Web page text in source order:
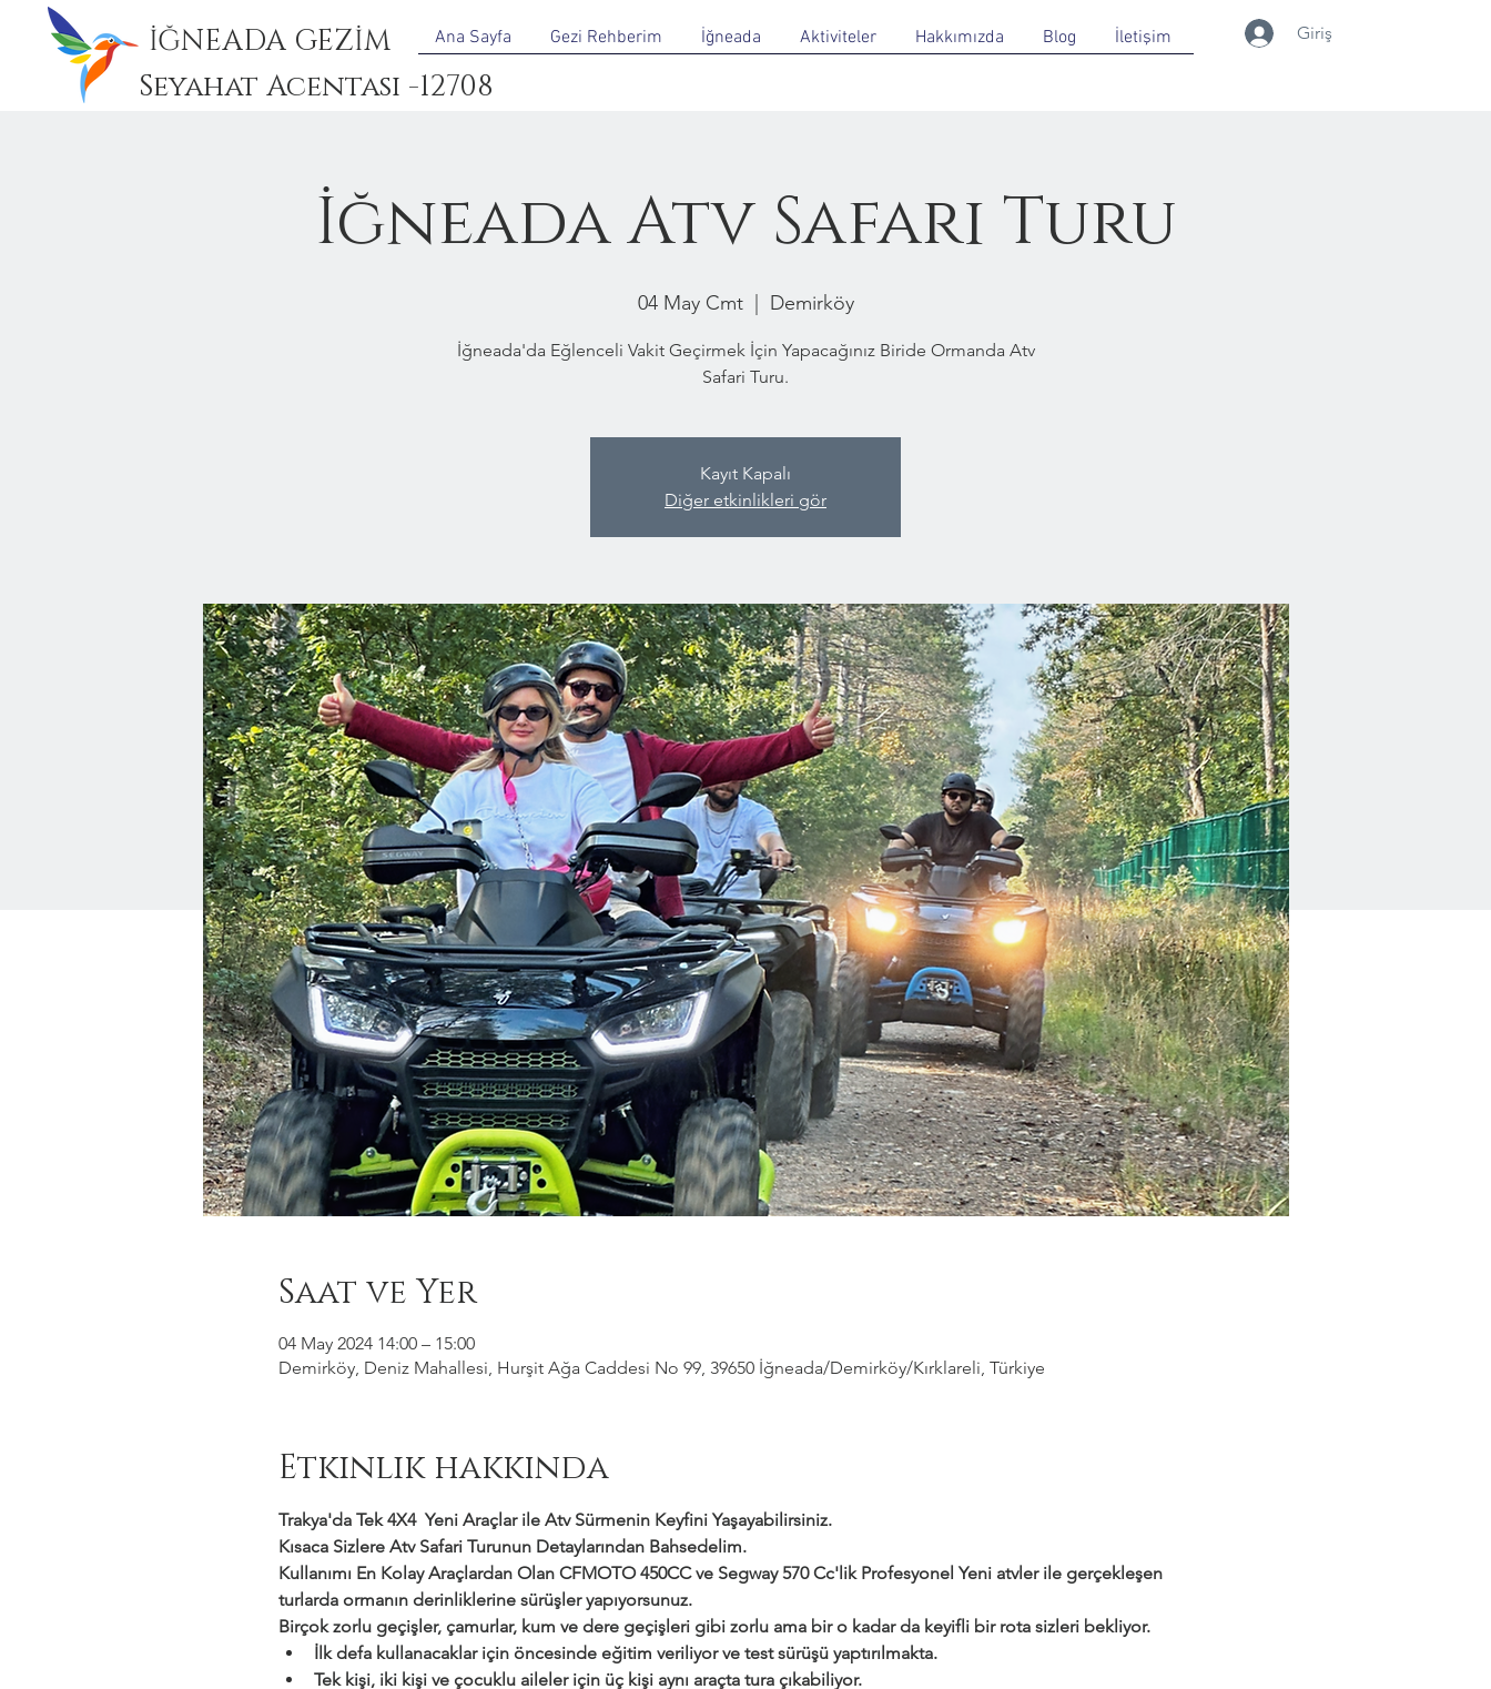
İĞNEADA GEZİM
Seyahat Acentası -12708
Ana Sayfa Gezi Rehberim İğneada Aktiviteler Hakkımızda Blog İletişim Giriş
İğneada Atv Safari Turu
04 May Cmt
  |
Demirköy
İğneada'da Eğlenceli Vakit Geçirmek İçin Yapacağınız Biride Ormanda Atv
Safari Turu.
Kayıt Kapalı
Diğer etkinlikleri gör
Saat ve Yer
04 May 2024 14:00 – 15:00
Demirköy, Deniz Mahallesi, Hurşit Ağa Caddesi No 99, 39650 İğneada/Demirköy/Kırklareli, Türkiye
Etkinlik hakkında
Trakya'da Tek 4X4  Yeni Araçlar ile Atv Sürmenin Keyfini Yaşayabilirsiniz.
Kısaca Sizlere Atv Safari Turunun Detaylarından Bahsedelim.
Kullanımı En Kolay Araçlardan Olan CFMOTO 450CC ve Segway 570 Cc'lik Profesyonel Yeni atvler ile gerçekleşen
turlarda ormanın derinliklerine sürüşler yapıyorsunuz.
Birçok zorlu geçişler, çamurlar, kum ve dere geçişleri gibi zorlu ama bir o kadar da keyifli bir rota sizleri bekliyor.
İlk defa kullanacaklar için öncesinde eğitim veriliyor ve test sürüşü yaptırılmakta.
Tek kişi, iki kişi ve çocuklu aileler için üç kişi aynı araçta tura çıkabiliyor.